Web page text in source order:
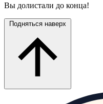
Вы долистали до конца!